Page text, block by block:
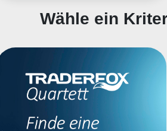
Wähle ein